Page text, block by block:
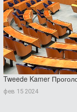
Tweede Kamer
фев 15 2024